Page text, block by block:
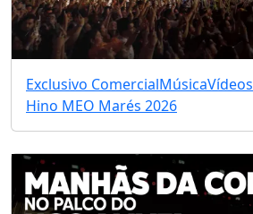
Exclusivo ComercialMúsicaVídeos
Hino MEO Marés 2026